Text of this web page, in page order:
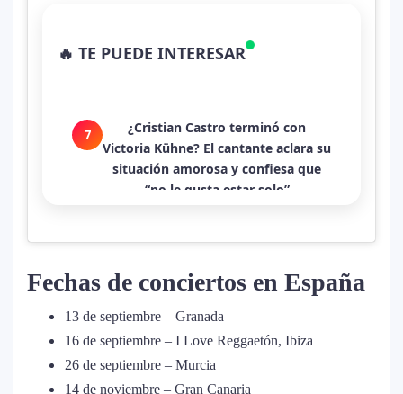
🔥 TE PUEDE INTERESAR
“Omerta”: el álbum urbano más
esperado con DJ Snake y Eladio
7
¿Cristian Castro terminó con
Victoria Kühne? El cantante aclara su
situación amorosa y confiesa que
“no le gusta estar solo”
8
Bad Bunny causa revuelo en México
MáS FOToS World Tour”
9
vestido en Premios Juventud 2025
con un homenaje a la moda
Fechas de conciertos en España
13 de septiembre– Granada
16 de septiembre– I Love Reggaetón, Ibiza
26 de septiembre– Murcia
14 de noviembre– Gran Canaria